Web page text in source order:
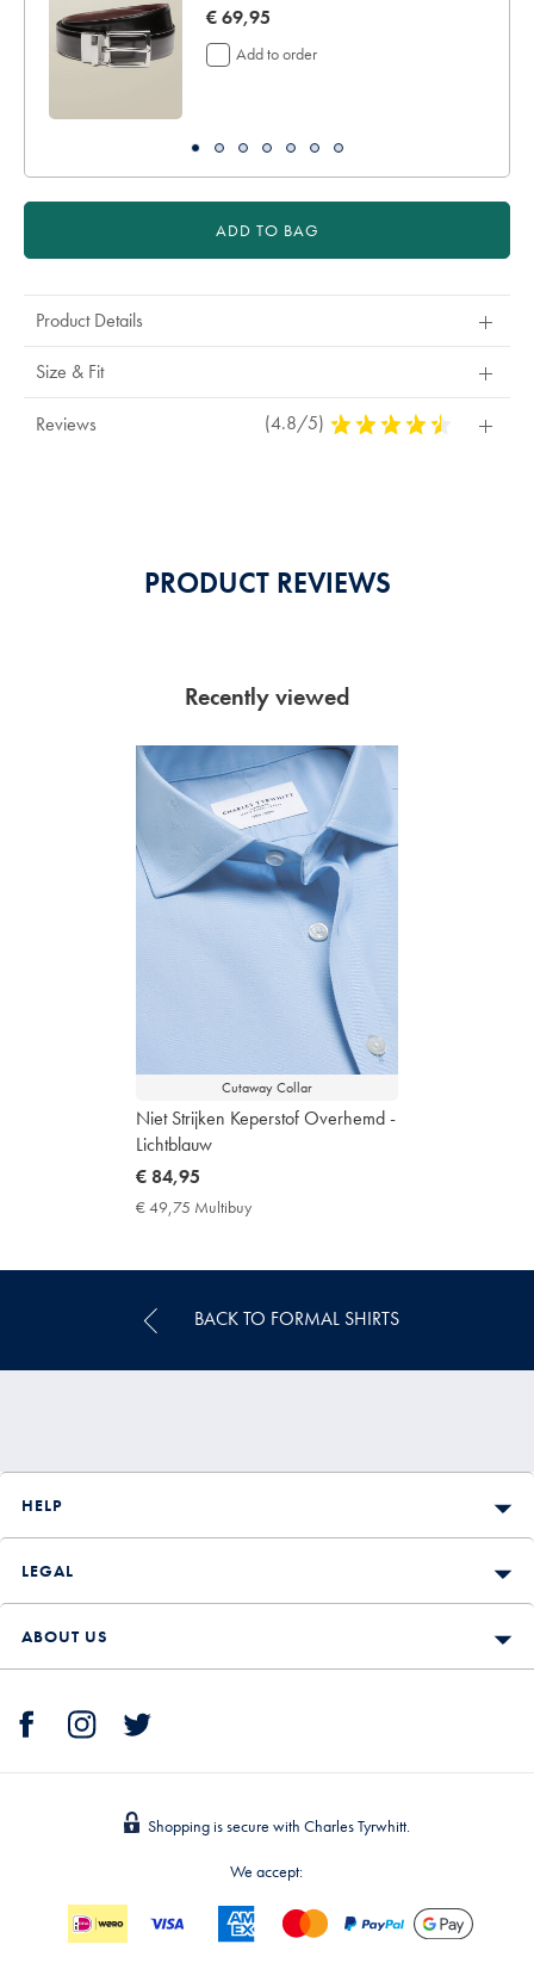
now
€
69,95
€ 69,95
Add to order
ADD TO BAG
Product Details
Size & Fit
Reviews (4.8/5) 4,8
Stars
PRODUCT REVIEWS
Recently viewed
Cutaway Collar
Niet Strijken Keperstof Overhemd -
Lichtblauw
now
€
€ 84,95
€ 49,75 Multibuy
Price
BACK TO FORMAL SHIRTS
HELP
LEGAL
ABOUT US
Shopping is secure with Charles Tyrwhitt.
We accept: